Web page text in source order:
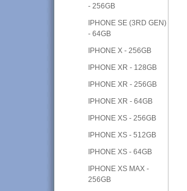
- 256GB
IPHONE SE (3RD GEN)
- 64GB
IPHONE X - 256GB
IPHONE XR - 128GB
IPHONE XR - 256GB
IPHONE XR - 64GB
IPHONE XS - 256GB
IPHONE XS - 512GB
IPHONE XS - 64GB
IPHONE XS MAX -
256GB